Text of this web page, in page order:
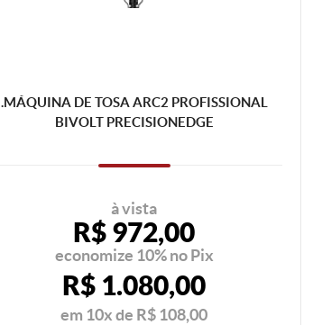
.MÁQUINA DE TOSA ARC2 PROFISSIONAL
BIVOLT PRECISIONEDGE
R$ 1.080,00
à vista
R$ 972,00
economize 10%no Pix
em 10xde R$ 108,00